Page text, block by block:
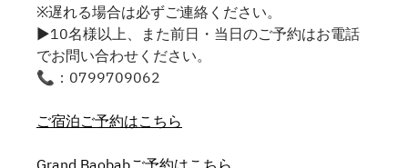
※遅れる場合は必ずご連絡ください。
▶10名様以上、また前日・当日のご予約はお電話
でお問い合わせください。
📞：0799709062
ご宿泊ご予約はこちら
Grand Baobabご予約はこちら